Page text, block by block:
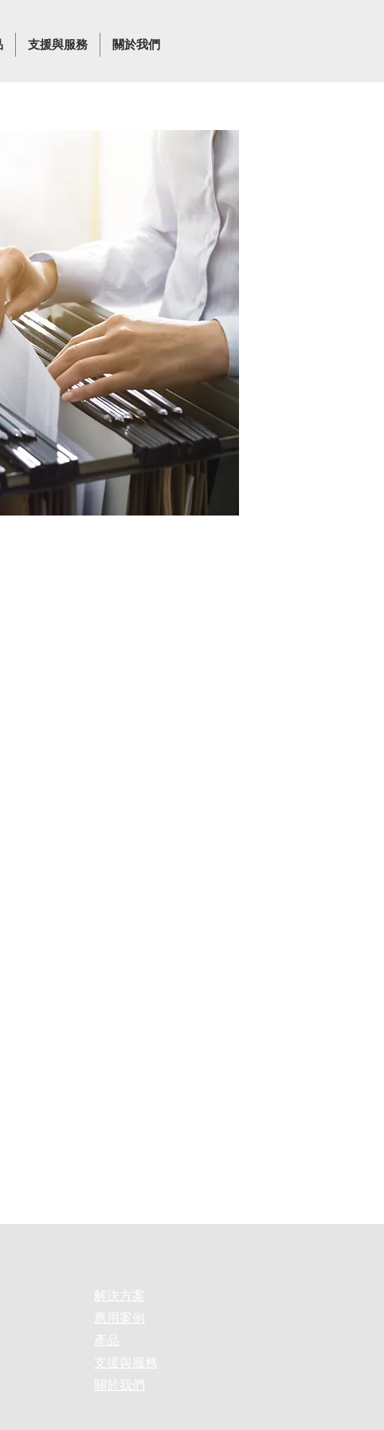
支援與服務 關於我們
解決方案
應用案例
產品
支援與服務
關於我們